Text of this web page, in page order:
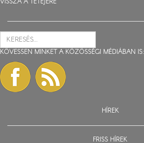
KÖVESSEN MINKET A KÖZÖSSÉGI MÉDIÁBAN IS:
HÍREK
FRISS HÍREK